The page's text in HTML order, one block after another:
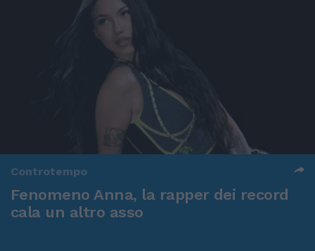
Controtempo
Fenomeno Anna, la rapper dei record
cala un altro asso